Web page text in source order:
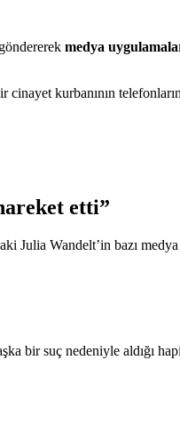
medya
kurbanının
etti”
Julia Wandelt’in bazı medya
bir suç nedeniyle aldığı